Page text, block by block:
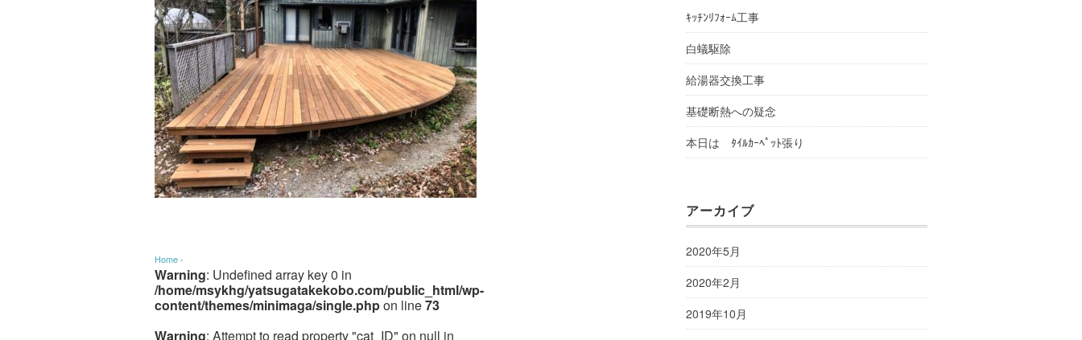
Home ›
Warning: Undefined array key 0 in
/home/msykhg/yatsugatakekobo.com/public_html/wp-
content/themes/minimaga/single.phpon line73
Warning: Attempt to read property "cat_ID" on null in
ｷｯﾁﾝﾘﾌｫｰﾑ工事
白蟻駆除
給湯器交換工事
基礎断熱への疑念
本日は ﾀｲﾙｶｰﾍﾟｯﾄ張り
アーカイブ
2020年5月
2020年2月
2019年10月